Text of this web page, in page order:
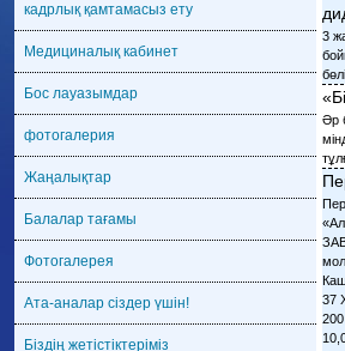
кадрлық қамтамасыз ету
Медициналық кабинет
Бос лауазымдар
фотогалерия
Жаңалықтар
Балалар тағамы
Фотогалерея
Ата-аналар сіздер үшін!
Біздің жетістіктеріміз
3
Әр
Перспективное меню 2025.г (лето-осень) Утверждаю Директор КГКП «Ясли - сад «Аламыс» Мухаметжанова З.К. ____________________ 1 день 2 день 3 день 4 день ЗАВТРАК ЯСЛИ 3-6 ЗАВТРАК ЯСЛИ 3-5 ЗАВТРАК ЯСЛИ 3-5 ЗАВТРАК ЯСЛИ 3-5 Каша молочная манная 180 250 Каша молочная рисовая 180 250 Каша Дружба 160 250 Каша молочная пшеничная 180 250 Хлеб с маслом и сыром 30 47 Хлеб с